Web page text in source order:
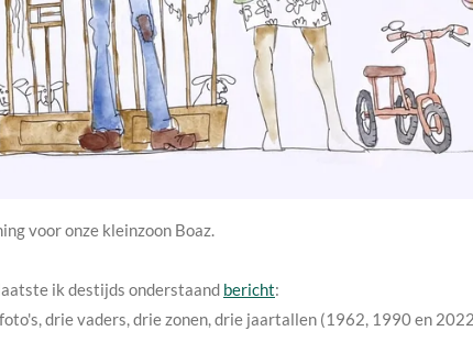
voor onze kleinzoon Boaz.
ik destijds onderstaand bericht:
drie vaders, drie zonen, drie jaartallen (1962, 1990 en